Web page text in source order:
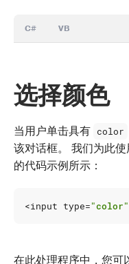
C# VB
选择颜色
当用户单击具有 color
该对话框。 我们为此使
的代码示例所示：
<input type="color"
在此处理程序中，您可